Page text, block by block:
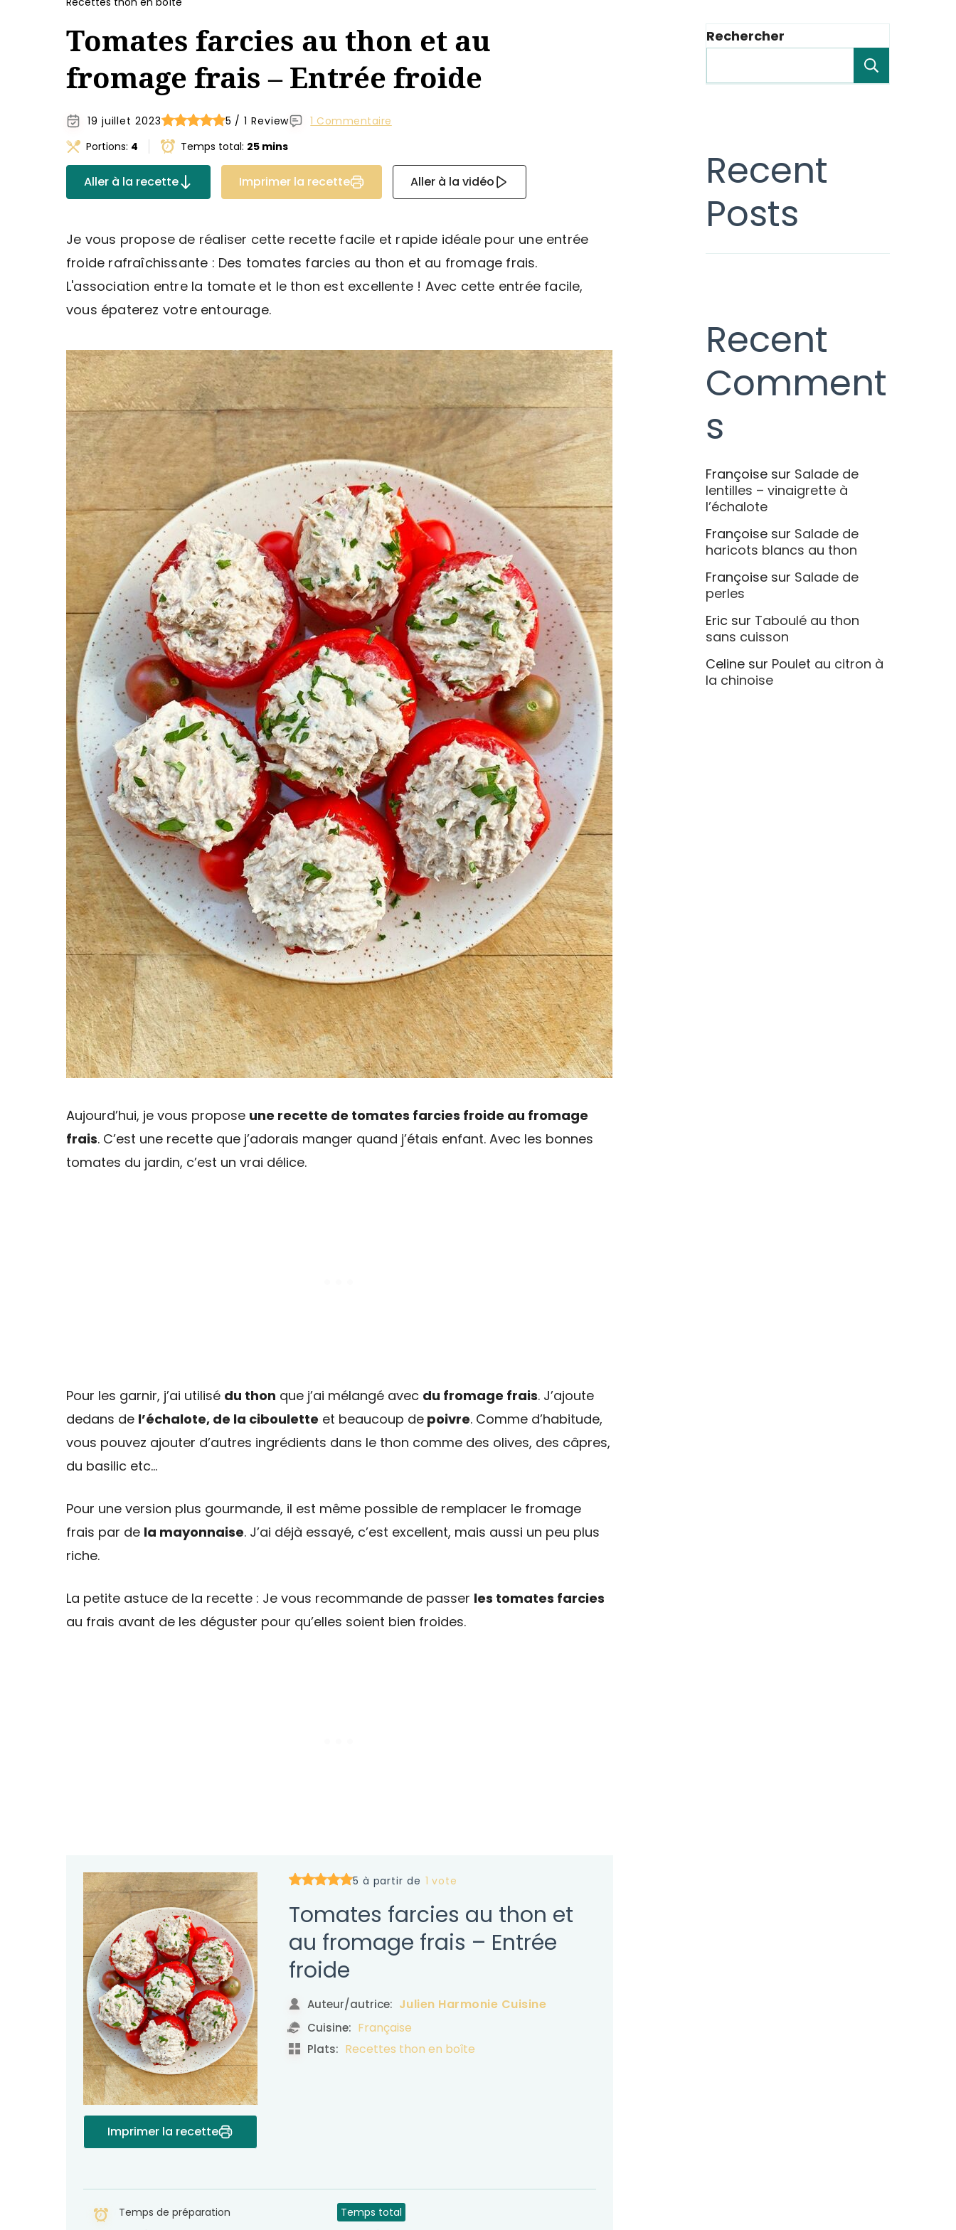
Tomates farcies au thon et au
fromage frais – Entrée froide
19 juillet 2023 5 / 1 Review
1 Commentaire
Portions: 4 Temps total: 25 mins
Aller à la recette Imprimer la recette Aller à la vidéo
Je vous propose de réaliser cette recette facile et rapide idéale pour une entrée
froide rafraîchissante : Des tomates farcies au thon et au fromage frais.
L'association entre la tomate et le thon est excellente ! Avec cette entrée facile,
vous épaterez votre entourage.
Aujourd’hui, je vous propose une recette de tomates farcies froide au fromage
frais. C’est une recette que j’adorais manger quand j’étais enfant. Avec les bonnes
tomates du jardin, c’est un vrai délice.
Pour les garnir, j’ai utilisé du thon que j’ai mélangé avec du fromage frais. J’ajoute
dedans de l’échalote, de la ciboulette et beaucoup de poivre. Comme d’habitude,
vous pouvez ajouter d’autres ingrédients dans le thon comme des olives, des câpres,
du basilic etc…
Pour une version plus gourmande, il est même possible de remplacer le fromage
frais par de la mayonnaise. J’ai déjà essayé, c’est excellent, mais aussi un peu plus
riche.
La petite astuce de la recette : Je vous recommande de passer les tomates farcies
au frais avant de les déguster pour qu’elles soient bien froides.
Imprimer la recette
5 à partir de 1 vote
Tomates farcies au thon et
au fromage frais – Entrée
froide
Auteur/autrice: Julien Harmonie Cuisine
Cuisine: Française
Plats: Recettes thon en boîte
Temps de préparation
Temps total
Rechercher
Recent
Posts
Recent
Comment
s
Françoisesur Salade de
lentilles – vinaigrette à
l’échalote
Françoisesur Salade de
haricots blancs au thon
Françoisesur Salade de
perles
Eric sur Taboulé au thon
sans cuisson
Celinesur Poulet au citron à
la chinoise